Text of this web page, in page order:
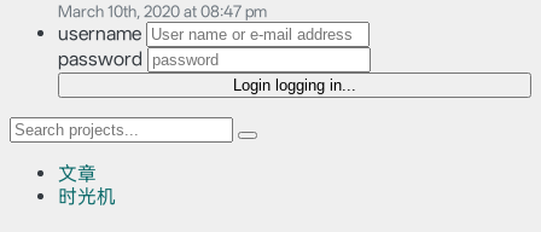
March 10th, 2020 at 08:47 pm
username
password
Login logging in...
文章
时光机